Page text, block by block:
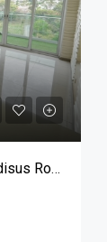
Penthouse de 2 Habitaciones en Paradisus Rohrmoser